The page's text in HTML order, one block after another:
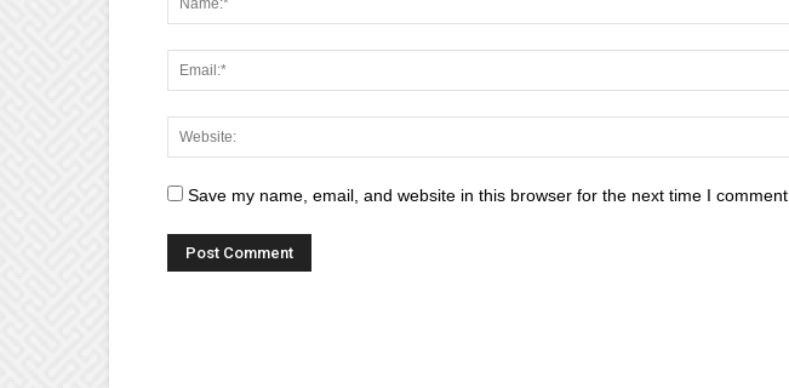
Save my name, email, and website in this browser for the next time I comment.